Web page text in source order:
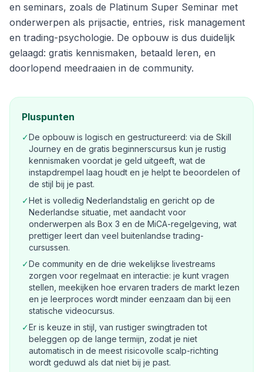
en seminars, zoals de Platinum Super Seminar met
onderwerpen als prijsactie, entries, risk management
en trading-psychologie. De opbouw is dus duidelijk
gelaagd: gratis kennismaken, betaald leren, en
doorlopend meedraaien in de community.
Pluspunten
✓De opbouw is logisch en gestructureerd: via de Skill
Journey en de gratis beginnerscursus kun je rustig
kennismaken voordat je geld uitgeeft, wat de
instapdrempel laag houdt en je helpt te beoordelen of
de stijl bij je past.
✓Het is volledig Nederlandstalig en gericht op de
Nederlandse situatie, met aandacht voor
onderwerpen als Box 3 en de MiCA-regelgeving, wat
prettiger leert dan veel buitenlandse trading-
cursussen.
✓De community en de drie wekelijkse livestreams
zorgen voor regelmaat en interactie: je kunt vragen
stellen, meekijken hoe ervaren traders de markt lezen
en je leerproces wordt minder eenzaam dan bij een
statische videocursus.
✓Er is keuze in stijl, van rustiger swingtraden tot
beleggen op de lange termijn, zodat je niet
automatisch in de meest risicovolle scalp-richting
wordt geduwd als dat niet bij je past.